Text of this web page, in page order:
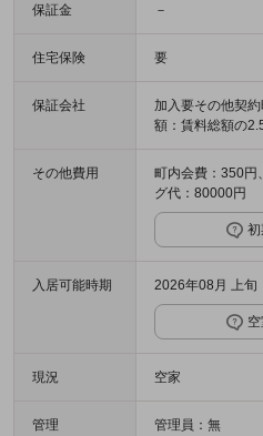
保証金 －
住宅保険 要
保証会社
加入要その他契
額：賃料総額の
その他費用
町内会費：350円
グ代：80000円
入居可能時期 2026年08月 上旬
現況 空家
管理 管理員：無